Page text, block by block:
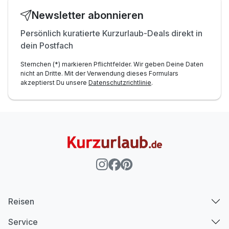
Newsletter abonnieren
Persönlich kuratierte Kurzurlaub-Deals direkt in
dein Postfach
Sternchen (*) markieren Pflichtfelder. Wir geben Deine Daten
nicht an Dritte. Mit der Verwendung dieses Formulars
akzeptierst Du unsere Datenschutzrichtlinie.
Reisen
Service